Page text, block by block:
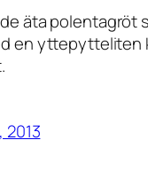
äta polentagröt
en yttepytteliten
2013